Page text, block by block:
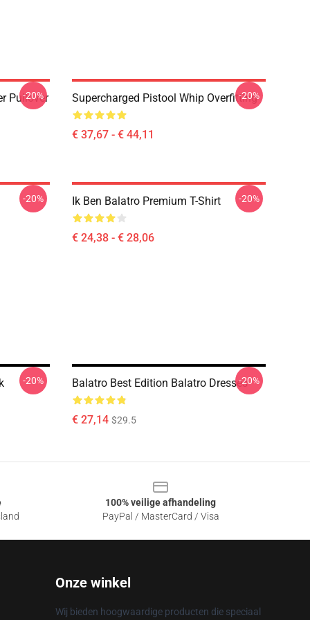
Pullover
-20% Supercharged Pistool Whip Overfitting
€ 37,67 - € 44,11
-20%
-20% Ik Ben Balatro Premium T-Shirt
€ 24,38 - € 28,06
-20%
-20% Balatro Best Edition Balatro Dresses
€ 27,14 $29.5
-20%
100% veilige afhandeling
PayPal / MasterCard / Visa
Onze winkel
Wij bieden hoogwaardige producten die speciaal